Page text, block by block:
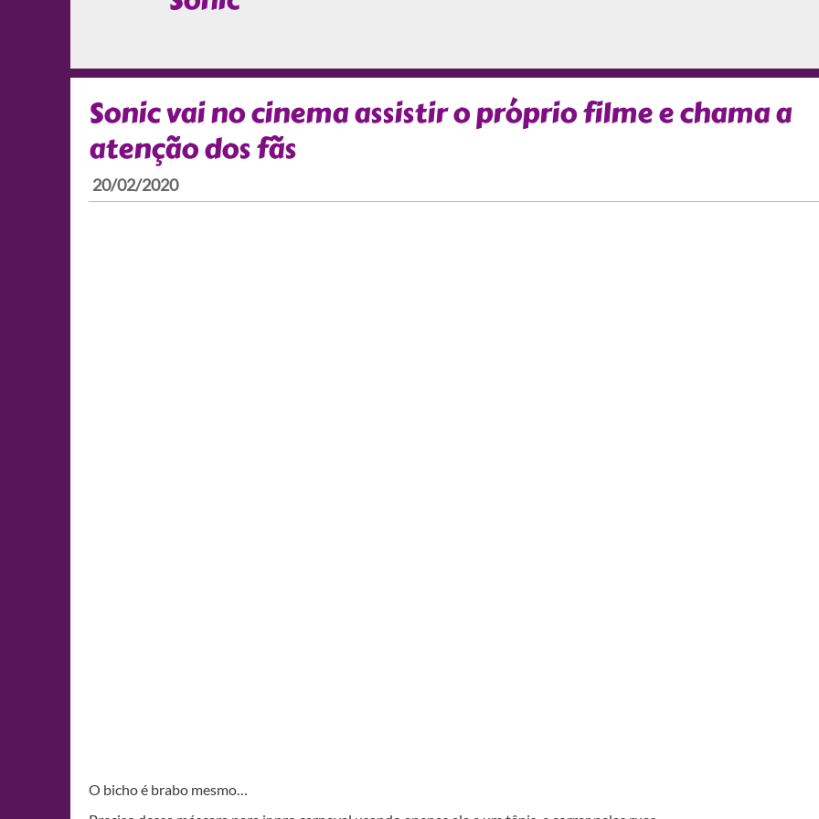
Sonic vai no cinema assistir o próprio filme e chama a
atenção dos fãs
20/02/2020
O bicho é brabo mesmo…